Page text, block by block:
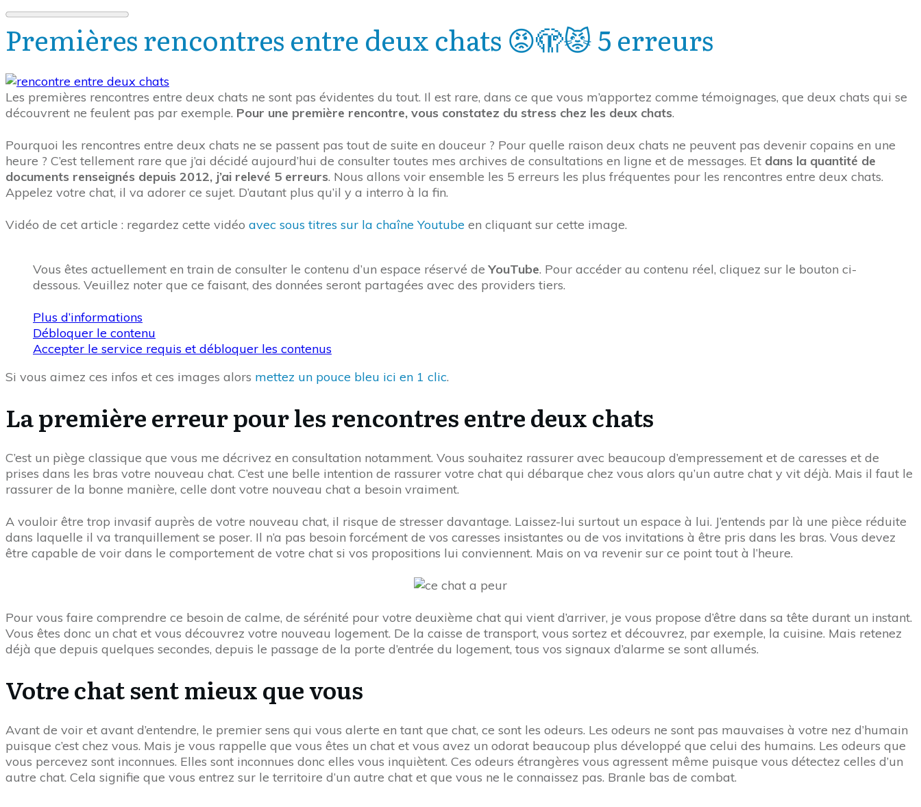
Premières rencontres entre deux chats 😡🫣😾 5 erreurs
Les premières rencontres entre deux chats ne sont pas évidentes du tout. Il est rare, dans ce que vous m’apportez comme témoignages, que deux chats qui se
découvrent ne feulent pas par exemple. Pour une première rencontre, vous constatez du stress chez les deux chats.
Pourquoi les rencontres entre deux chats ne se passent pas tout de suite en douceur ? Pour quelle raison deux chats ne peuvent pas devenir copains en une
heure ? C’est tellement rare que j’ai décidé aujourd’hui de consulter toutes mes archives de consultations en ligne et de messages. Et dans la quantité de
documents renseignés depuis 2012, j’ai relevé 5 erreurs. Nous allons voir ensemble les 5 erreurs les plus fréquentes pour les rencontres entre deux chats.
Appelez votre chat, il va adorer ce sujet. D’autant plus qu’il y a interro à la fin.
Vidéo de cet article : regardez cette vidéo avec sous titres sur la chaîne Youtube en cliquant sur cette image.
Vous êtes actuellement en train de consulter le contenu d’un espace réservé deYouTube. Pour accéder au contenu réel, cliquez sur le bouton ci-
dessous. Veuillez noter que ce faisant, des données seront partagées avec des providers tiers.
Plus d’informations
Débloquer le contenu
Accepter le service requis et débloquer les contenus
Si vous aimez ces infos et ces images alors mettez un pouce bleu ici en 1 clic.
La première erreur pour les rencontres entre deux chats
C’est un piège classique que vous me décrivez en consultation notamment. Vous souhaitez rassurer avec beaucoup d’empressement et de caresses et de
prises dans les bras votre nouveau chat. C’est une belle intention de rassurer votre chat qui débarque chez vous alors qu’un autre chat y vit déjà. Mais il faut le
rassurer de la bonne manière, celle dont votre nouveau chat a besoin vraiment.
A vouloir être trop invasif auprès de votre nouveau chat, il risque de stresser davantage. Laissez-lui surtout un espace à lui. J’entends par là une pièce réduite
dans laquelle il va tranquillement se poser. Il n’a pas besoin forcément de vos caresses insistantes ou de vos invitations à être pris dans les bras. Vous devez
être capable de voir dans le comportement de votre chat si vos propositions lui conviennent. Mais on va revenir sur ce point tout à l’heure.
Pour vous faire comprendre ce besoin de calme, de sérénité pour votre deuxième chat qui vient d’arriver, je vous propose d’être dans sa tête durant un instant.
Vous êtes donc un chat et vous découvrez votre nouveau logement. De la caisse de transport, vous sortez et découvrez, par exemple, la cuisine. Mais retenez
déjà que depuis quelques secondes, depuis le passage de la porte d’entrée du logement, tous vos signaux d’alarme se sont allumés.
Votre chat sent mieux que vous
Avant de voir et avant d’entendre, le premier sens qui vous alerte en tant que chat, ce sont les odeurs. Les odeurs ne sont pas mauvaises à votre nez d’humain
puisque c’est chez vous. Mais je vous rappelle que vous êtes un chat et vous avez un odorat beaucoup plus développé que celui des humains. Les odeurs que
vous percevez sont inconnues. Elles sont inconnues donc elles vous inquiètent. Ces odeurs étrangères vous agressent même puisque vous détectez celles d’un
autre chat. Cela signifie que vous entrez sur le territoire d’un autre chat et que vous ne le connaissez pas. Branle bas de combat.